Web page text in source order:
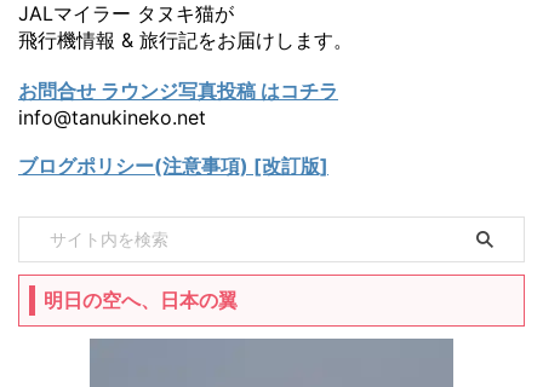
JALマイラー タヌキ猫が
飛行機情報 & 旅行記をお届けします。
お問合せ ラウンジ写真投稿 はコチラ
info@tanukineko.net
ブログポリシー(注意事項) [改訂版]
明日の空へ、日本の翼